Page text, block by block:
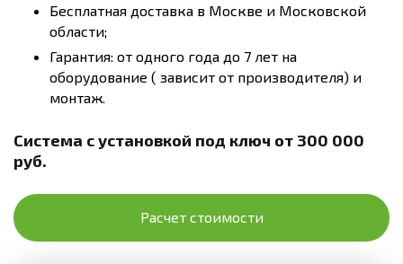
Бесплатная доставка в Москве и Московской
области;
Гарантия: от одного года до 7 лет на
оборудование ( зависит от производителя) и
монтаж.
Система с установкой под ключ от 300 000
руб.
Расчет стоимости